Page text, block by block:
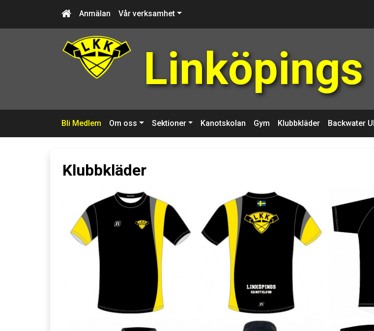
Anmälan Vår verksamhet
Bli Medlem Om oss Sektioner Kanotskolan Gym Klubbkläder Backwater
Klubbkläder